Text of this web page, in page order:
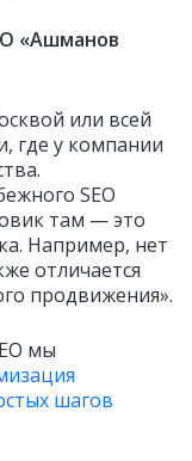
«Ашманов
или всей
где у компании
SEO
там — это
Например, нет
отличается
продвижения».
мы
шагов